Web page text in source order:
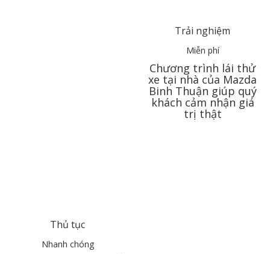
Trải nghiệm
Miễn phí
Chương trình lái thử
xe tại nhà của Mazda
Binh Thuận giúp quý
khách cảm nhận giá
trị thật
Thủ tục
Nhanh chóng